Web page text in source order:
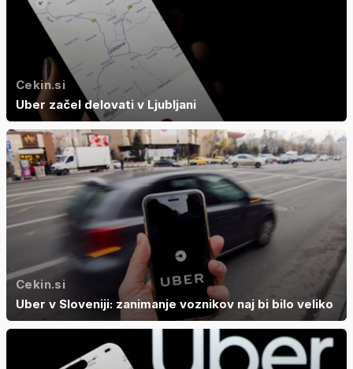
Cekin.si
Uber začel delovati v Ljubljani
Cekin.si
Uber v Sloveniji: zanimanje voznikov naj bi bilo veliko